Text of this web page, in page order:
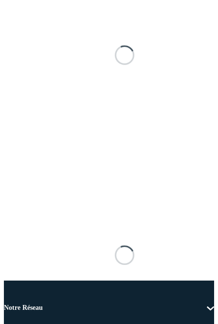
Notre Réseau